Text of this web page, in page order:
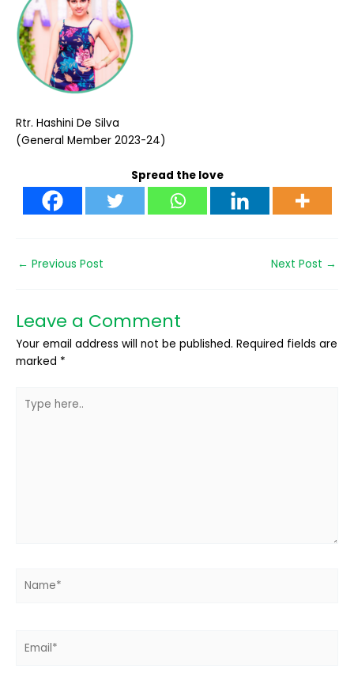
Rtr. Hashini De Silva
(General Member 2023-24)
Spread the love
← Previous Post Next Post →
Leave a Comment
Your email address will not be published. Required fields are
marked *
here..